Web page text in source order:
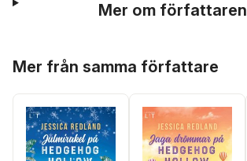
Mer om författaren
Mer från samma författare